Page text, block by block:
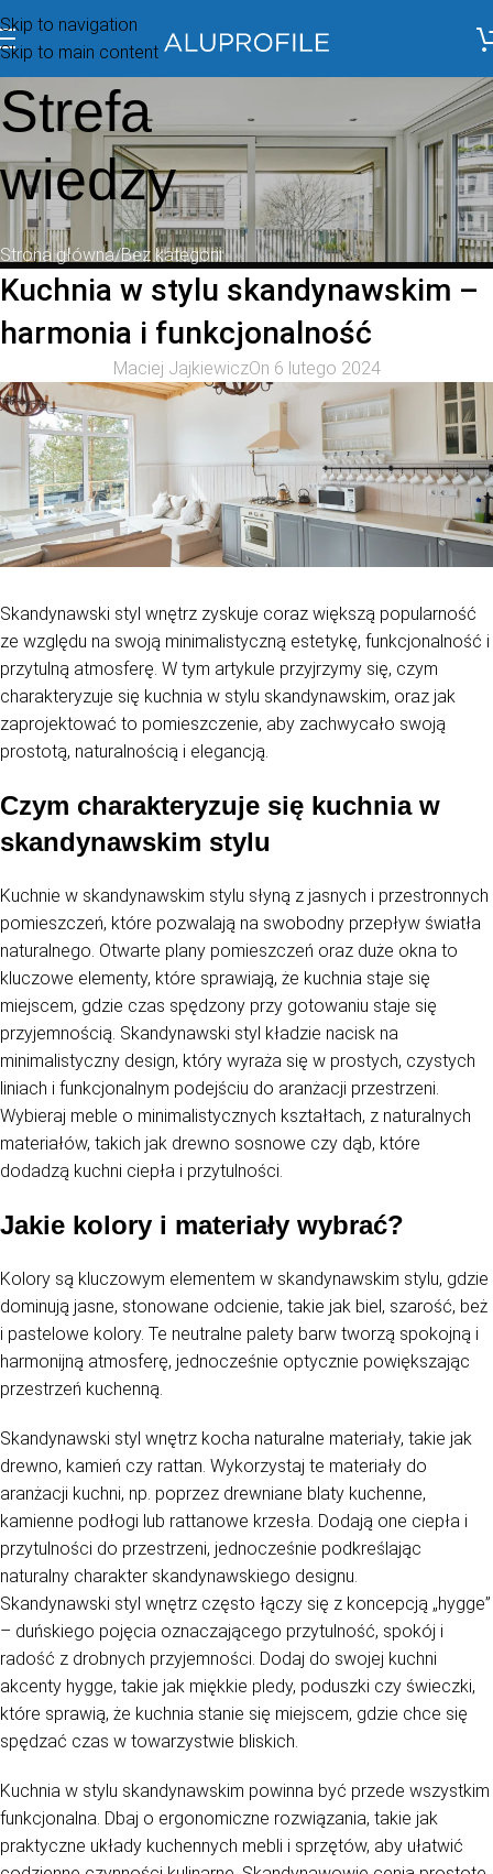
Skip to navigation
Skip to main content
Strefa
wiedzy
Strona główna Bez kategorii
Kuchnia w stylu skandynawskim –
harmonia i funkcjonalność
Maciej JajkiewiczOn 6 lutego 2024
Skandynawski styl wnętrz zyskuje coraz większą popularność
ze względu na swoją minimalistyczną estetykę, funkcjonalność i
przytulną atmosferę. W tym artykule przyjrzymy się, czym
charakteryzuje się kuchnia w stylu skandynawskim, oraz jak
zaprojektować to pomieszczenie, aby zachwycało swoją
prostotą, naturalnością i elegancją.
Czym charakteryzuje się kuchnia w
skandynawskim stylu
Kuchnie w skandynawskim stylu słyną z jasnych i przestronnych
pomieszczeń, które pozwalają na swobodny przepływ światła
naturalnego. Otwarte plany pomieszczeń oraz duże okna to
kluczowe elementy, które sprawiają, że kuchnia staje się
miejscem, gdzie czas spędzony przy gotowaniu staje się
przyjemnością. Skandynawski styl kładzie nacisk na
minimalistyczny design, który wyraża się w prostych, czystych
liniach i funkcjonalnym podejściu do aranżacji przestrzeni.
Wybieraj meble o minimalistycznych kształtach, z naturalnych
materiałów, takich jak drewno sosnowe czy dąb, które
dodadzą kuchni ciepła i przytulności.
Jakie kolory i materiały wybrać?
Kolory są kluczowym elementem w skandynawskim stylu, gdzie
dominują jasne, stonowane odcienie, takie jak biel, szarość, beż
i pastelowe kolory. Te neutralne palety barw tworzą spokojną i
harmonijną atmosferę, jednocześnie optycznie powiększając
przestrzeń kuchenną.
Skandynawski styl wnętrz kocha naturalne materiały, takie jak
drewno, kamień czy rattan. Wykorzystaj te materiały do
aranżacji kuchni, np. poprzez drewniane blaty kuchenne,
kamienne podłogi lub rattanowe krzesła. Dodają one ciepła i
przytulności do przestrzeni, jednocześnie podkreślając
naturalny charakter skandynawskiego designu.
Skandynawski styl wnętrz często łączy się z koncepcją „hygge”
– duńskiego pojęcia oznaczającego przytulność, spokój i
radość z drobnych przyjemności. Dodaj do swojej kuchni
akcenty hygge, takie jak miękkie pledy, poduszki czy świeczki,
które sprawią, że kuchnia stanie się miejscem, gdzie chce się
spędzać czas w towarzystwie bliskich.
Kuchnia w stylu skandynawskim powinna być przede wszystkim
funkcjonalna. Dbaj o ergonomiczne rozwiązania, takie jak
praktyczne układy kuchennych mebli i sprzętów, aby ułatwić